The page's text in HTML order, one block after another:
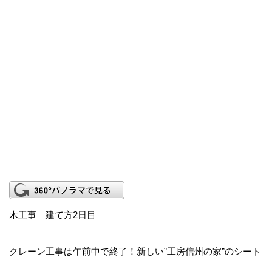
木工事 建て方2日目
クレーン工事は午前中で終了！新しい”工房信州の家”のシート